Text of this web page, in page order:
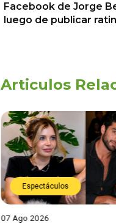
Facebook de Jorge
luego de publicar
Articulos
Espectáculos
07 Ago 2026